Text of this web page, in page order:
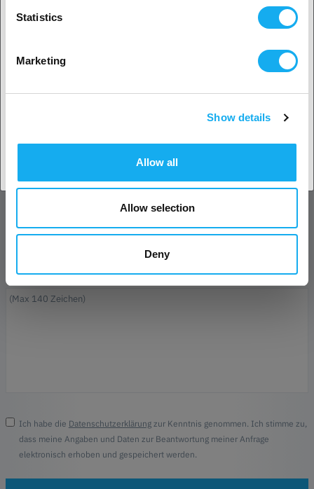
Statistics
Marketing
Show details
Allow all
Allow selection
Deny
Unternehmen
Telefon
Nachricht*
Ich habe die Datenschutzerklärungzur Kenntnis genommen. Ich stimme zu,
dass meine Angaben und Daten zur Beantwortung meiner Anfrage
elektronisch erhoben und gespeichert werden.